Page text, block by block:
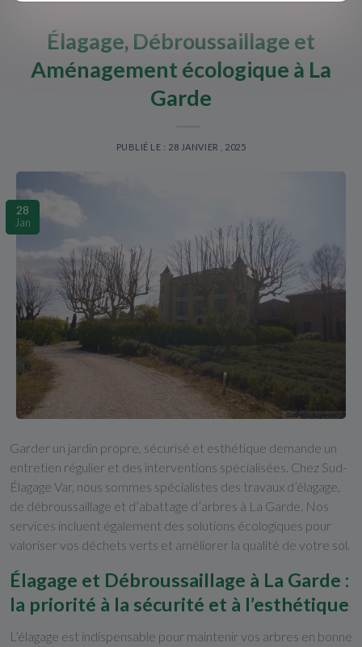
Élagage, Débroussaillage et
Aménagement écologique à La
Garde
PUBLIÉ LE : 28 JANVIER , 2025
28
Jan
Garder un jardin propre, sécurisé et esthétique demande un
entretien régulier et des interventions spécialisées. Chez Sud-
Élagage Var, nous sommes spécialistes des travaux d’élagage,
de débroussaillage et d’abattage d’arbres à La Garde. Nos
services incluent également des solutions écologiques pour
valoriser vos déchets verts et améliorer la qualité de votre sol.
Élagage et Débroussaillage à La Garde :
la priorité à la sécurité et à l’esthétique
L’élagage est indispensable pour maintenir vos arbres en bonne